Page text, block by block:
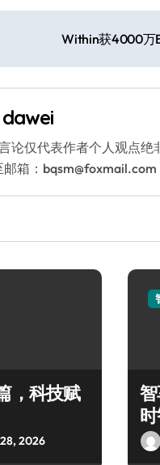
Within获4000万
dawei
论仅代表作者个人观点绝
箱：bqsm@foxmail.com
，科技赋
2026